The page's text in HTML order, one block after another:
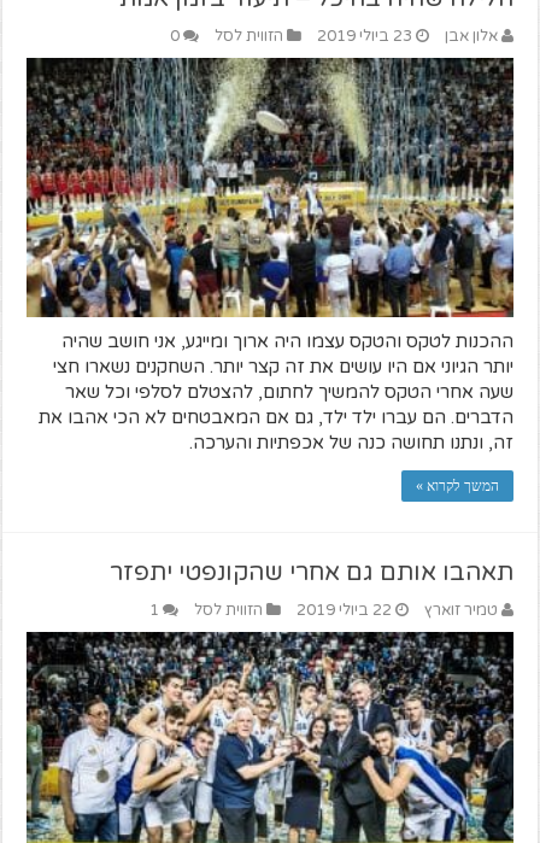
אלון אבן 23 ביולי 2019 הזווית לסל 0
ההכנות לטקס והטקס עצמו היה ארוך ומייגע, אני חושב שהיה
יותר הגיוני אם היו עושים את זה קצר יותר. השחקנים נשארו חצי
שעה אחרי הטקס להמשיך לחתום, להצטלם לסלפי וכל שאר
הדברים. הם עברו ילד ילד, גם אם המאבטחים לא הכי אהבו את
זה, ונתנו תחושה כנה של אכפתיות והערכה.
המשך לקרוא »
תאהבו אותם גם אחרי שהקונפטי יתפזר
טמיר זוארץ 22 ביולי 2019 הזווית לסל 1